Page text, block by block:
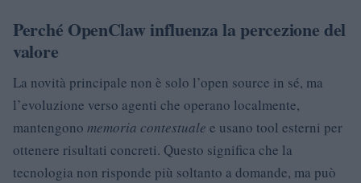
Perché OpenClaw influenza la percezione del
valore
La novità principale non è solo l’open source in sé, ma
l’evoluzione verso agenti che operano localmente,
mantengono memoria contestuale e usano tool esterni per
ottenere risultati concreti. Questo significa che la
tecnologia non risponde più soltanto a domande, ma può